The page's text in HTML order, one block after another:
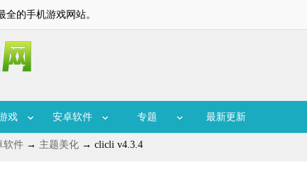
全的手机游戏网站。
戏 安卓软件 专题 最新更新
软件 → 主题美化 → clicli v4.3.4